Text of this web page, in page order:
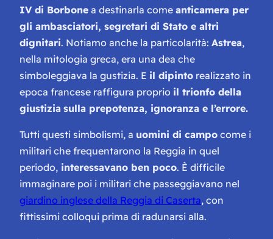
IV di Borbone a destinarla come anticamera per
gli ambasciatori, segretari di Stato e altri
dignitari. Notiamo anche la particolarità: Astrea,
nella mitologia greca, era una dea che
simboleggiava la gustizia. E il dipinto realizzato in
epoca francese raffigura proprio il trionfo della
giustizia sulla prepotenza, ignoranza e l’errore.
Tutti questi simbolismi, a uomini di campo come i
militari che frequentarono la Reggia in quel
periodo, interessavano ben poco. È difficile
immaginare poi i militari che passeggiavano nel
giardino inglese della Reggia di Caserta, con
fittissimi colloqui prima di radunarsi alla.